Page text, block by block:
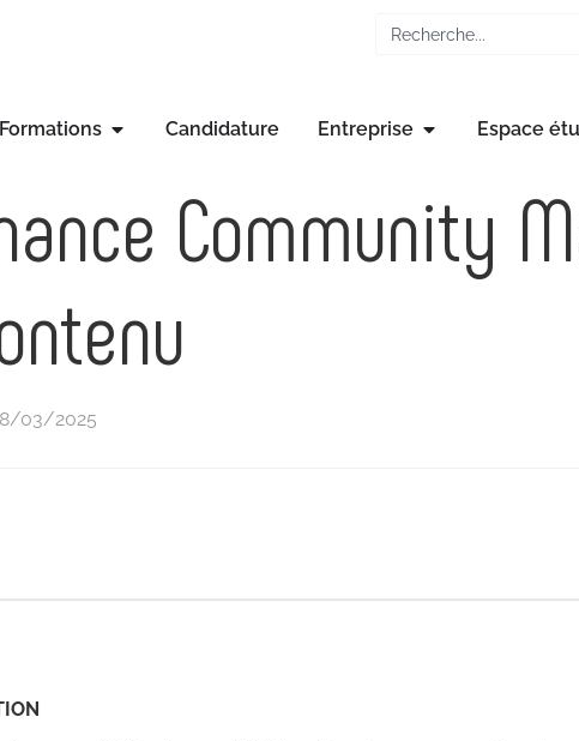
Formations Candidature Entreprise Espace
Community
03/2025